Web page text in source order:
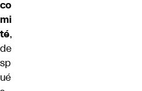
co
mi
té,
de
sp
ué